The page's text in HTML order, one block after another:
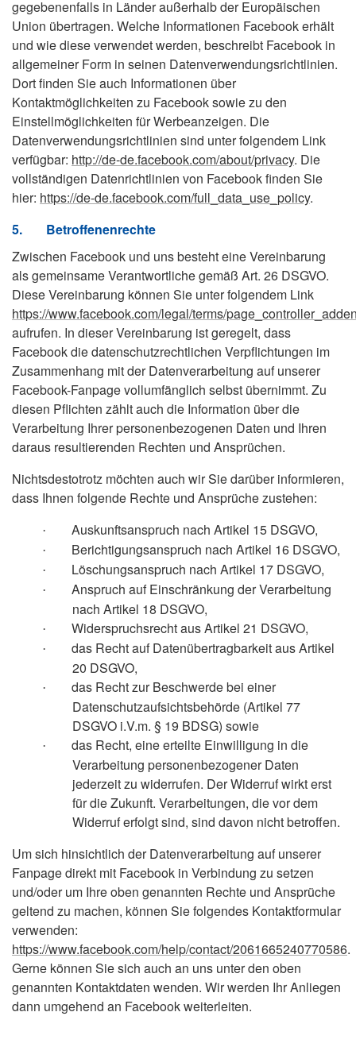
gegebenenfalls in Länder außerhalb der Europäischen
Union übertragen. Welche Informationen Facebook erhält
und wie diese verwendet werden, beschreibt Facebook in
allgemeiner Form in seinen Datenverwendungsrichtlinien.
Dort finden Sie auch Informationen über
Kontaktmöglichkeiten zu Facebook sowie zu den
Einstellmöglichkeiten für Werbeanzeigen. Die
Datenverwendungsrichtlinien sind unter folgendem Link
verfügbar: http://de-de.facebook.com/about/privacy. Die
vollständigen Datenrichtlinien von Facebook finden Sie
hier: https://de-de.facebook.com/full_data_use_policy.
5.
Betroffenenrechte
Zwischen Facebook und uns besteht eine Vereinbarung
als gemeinsame Verantwortliche gemäß Art. 26 DSGVO.
Diese Vereinbarung können Sie unter folgendem Link
https://www.facebook.com/legal/terms/
aufrufen. In dieser Vereinbarung ist geregelt, dass
Facebook die datenschutzrechtlichen Verpflichtungen im
Zusammenhang mit der Datenverarbeitung auf unserer
Facebook-Fanpage vollumfänglich selbst übernimmt. Zu
diesen Pflichten zählt auch die Information über die
Verarbeitung Ihrer personenbezogenen Daten und Ihren
daraus resultierenden Rechten und Ansprüchen.
Nichtsdestotrotz möchten auch wir Sie darüber informieren,
dass Ihnen folgende Rechte und Ansprüche zustehen:
· Auskunftsanspruch nach Artikel 15 DSGVO,
· Berichtigungsanspruch nach Artikel 16 DSGVO,
· Löschungsanspruch nach Artikel 17 DSGVO,
·
Anspruch auf Einschränkung der Verarbeitung
nach Artikel 18 DSGVO,
· Widerspruchsrecht aus Artikel 21 DSGVO,
·
das Recht auf Datenübertragbarkeit aus Artikel
20 DSGVO,
·
das Recht zur Beschwerde bei einer
Datenschutzaufsichtsbehörde (Artikel 77
DSGVO i.V.m. § 19 BDSG) sowie
·
das Recht, eine erteilte Einwilligung in die
Verarbeitung personenbezogener Daten
jederzeit zu widerrufen. Der Widerruf wirkt erst
für die Zukunft. Verarbeitungen, die vor dem
Widerruf erfolgt sind, sind davon nicht betroffen.
Um sich hinsichtlich der Datenverarbeitung auf unserer
Fanpage direkt mit Facebook in Verbindung zu setzen
und/oder um Ihre oben genannten Rechte und Ansprüche
geltend zu machen, können Sie folgendes Kontaktformular
verwenden:
https://www.facebook.com/help/contact/2061665240770586.
Gerne können Sie sich auch an uns unter den oben
genannten Kontaktdaten wenden. Wir werden Ihr Anliegen
dann umgehend an Facebook weiterleiten.